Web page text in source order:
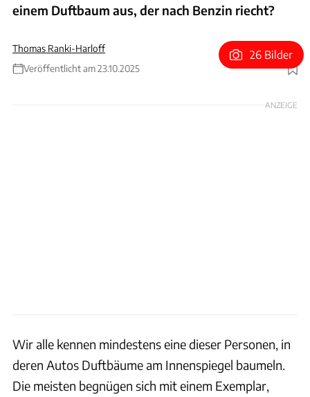
einem Duftbaum aus, der nach Benzin riecht?
Thomas Ranki-Harloff
Veröffentlicht am 23.10.2025
Foto: Kia Europe GmbH / Kia Finland / Collage: ams
26 Bilder
ANZEIGE
Wir alle kennen mindestens eine dieser Personen, in
deren Autos Duftbäume am Innenspiegel baumeln.
Die meisten begnügen sich mit einem Exemplar,